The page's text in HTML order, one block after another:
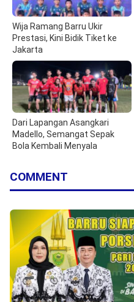
Wija Ramang Barru Ukir
Prestasi, Kini Bidik Tiket ke
Jakarta
Dari Lapangan Asangkari
Madello, Semangat Sepak
Bola Kembali Menyala
COMMENT